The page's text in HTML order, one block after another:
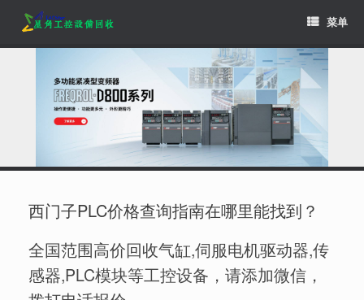
content
菜单
西门子PLC价格查询指南在哪里能找到？
全国范围高价回收气缸,伺服电机驱动器,传
感器,PLC模块等工控设备，请添加微信，